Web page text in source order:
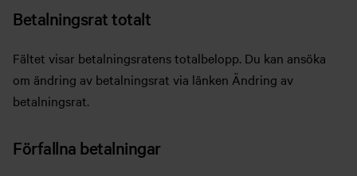
Betalningsrat totalt
Fältet visar betalningsratens totalbelopp. Du kan ansöka
om ändring av betalningsrat via länken Ändring av
betalningsrat.
Förfallna betalningar